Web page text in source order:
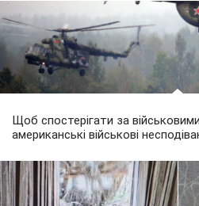
Щоб спостерігати за
американські військові